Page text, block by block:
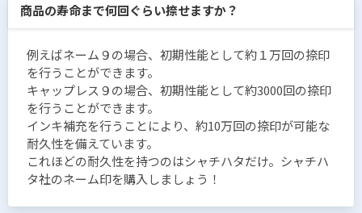
商品の寿命まで何回ぐらい捺せますか？
例えばネーム９の場合、初期性能として約１万回の捺印
を行うことができます。
キャップレス９の場合、初期性能として約3000回の捺印
を行うことができます。
インキ補充を行うことにより、約10万回の捺印が可能な
耐久性を備えています。
これほどの耐久性を持つのはシャチハタだけ。シャチハ
タ社のネーム印を購入しましょう！